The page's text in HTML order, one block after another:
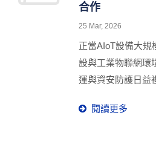
穩定性與行動通訊
昇頻 M351-5G 工
寬、低延遲與穩定
設計打造可快速部
案，不僅實現如
大幅提升活動機動
合作
25 Mar, 2026
正當AIoT設備大規
設與工業物聯網環
運與資安防護日益
成為企業與城市治
閱讀更多